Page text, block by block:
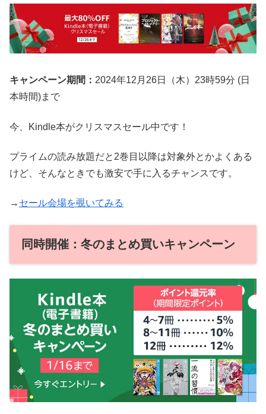
キャンペーン期間： 2024年12月26日（木）23時59分 (日
本時間)まで
今、Kindle本がクリスマスセール中です！
プライムの読み放題だと2巻目以降は対象外とかよくある
けど、そんなときでも激安で手に入るチャンスです。
→ セール会場を覗いてみる
同時開催：冬のまとめ買いキャンペーン